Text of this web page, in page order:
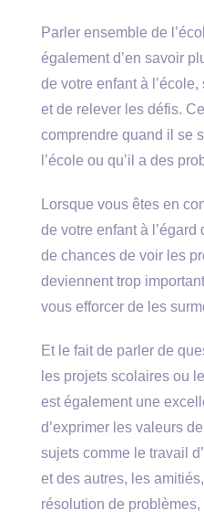
Parler ensemble de
également d’en savoir
de votre enfant à
et de relever les défis.
comprendre quand il se
l’école ou qu’il a des
Lorsque vous êtes en
de votre enfant à l’égard
de chances de voir les
deviennent trop
vous efforcer de les
Et le fait de parler de
les projets scolaires ou
est également une
d’exprimer les valeurs
sujets comme le travail
et des autres, les
résolution de problèmes,